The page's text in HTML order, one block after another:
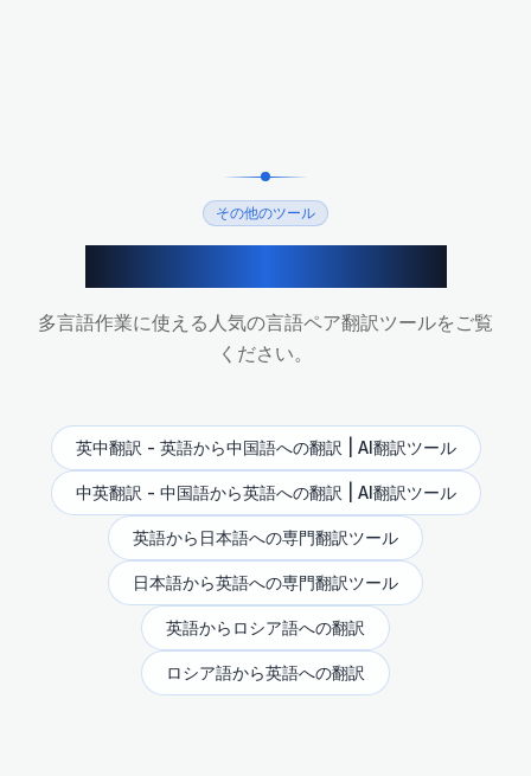
その他のツール
多言語作業に使える人気の言語ペア翻訳ツールをご覧
ください。
英中翻訳 - 英語から中国語への翻訳 | AI翻訳ツール
中英翻訳 - 中国語から英語への翻訳 | AI翻訳ツール
英語から日本語への専門翻訳ツール
日本語から英語への専門翻訳ツール
英語からロシア語への翻訳
ロシア語から英語への翻訳